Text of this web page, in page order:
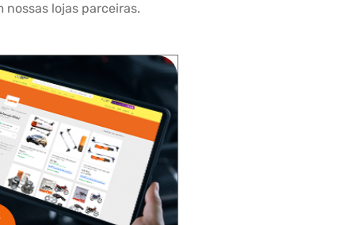
lojas parceiras.